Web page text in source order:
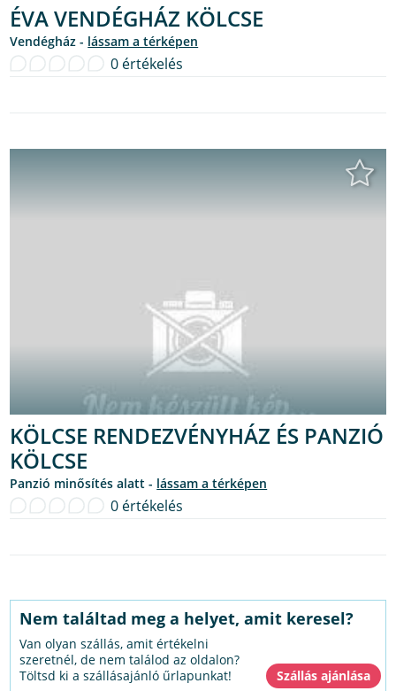
ÉVA VENDÉGHÁZ KÖLCSE
Vendégház - lássam a térképen
0 értékelés
KÖLCSE RENDEZVÉNYHÁZ ÉS PANZIÓ
KÖLCSE
Panzió minősítés alatt - lássam a térképen
0 értékelés
Nem találtad meg a helyet, amit keresel?
Van olyan szállás, amit értékelni
szeretnél, de nem találod az oldalon?
Töltsd ki a szállásajánló űrlapunkat!